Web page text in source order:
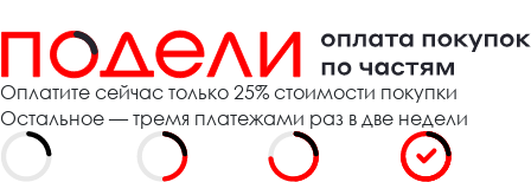
Оплатите сейчас только 25% стоимости покупки
Остальное — тремя платежами раз в две недели